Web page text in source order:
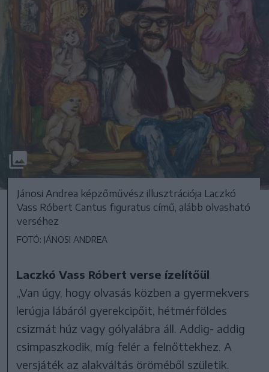
Jánosi Andrea képzőművész illusztrációja Laczkó
Vass Róbert Cantus figuratus című, alább olvasható
verséhez
FOTÓ: JÁNOSI ANDREA
Laczkó Vass Róbert verse ízelítőül
„Van úgy, hogy olvasás közben a gyermekvers
lerúgja lábáról gyerekcipőit, hétmérföldes
csizmát húz vagy gólyalábra áll. Addig- addig
csimpaszkodik, míg felér a felnőttekhez. A
versjáték az alakváltás öröméből születik.